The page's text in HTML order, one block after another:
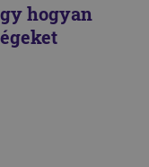
hogyan